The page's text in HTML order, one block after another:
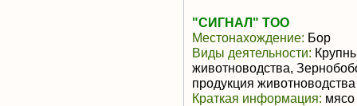
"СИГНАЛ" ТОО
Местонахождение: Бор
Виды деятельности:
животноводства,
продукция животноводства
Краткая информация: мясо